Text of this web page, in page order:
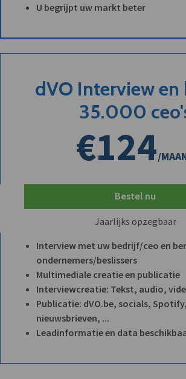
U begrijpt uw markt beter
dVO Interview en
35.000
€124/
Bestel nu
Jaarlijks opzegbaar
Interview met uw bedrijf/ceo en
ondernemers/beslissers
Multimediale creatie en publicatie
Interviewcreatie: Tekst, audio,
Publicatie: dVO.be, socials,
nieuwsbrieven, ...
Leadinformatie en data